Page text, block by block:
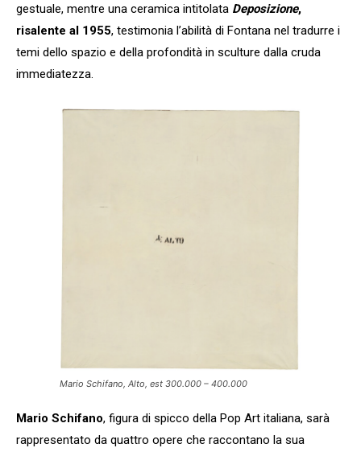
gestuale, mentre una ceramica intitolata Deposizione,
risalente al 1955, testimonia l’abilità di Fontana nel tradurre i
temi dello spazio e della profondità in sculture dalla cruda
immediatezza.
Mario Schifano, Alto, est 300.000 – 400.000
Mario Schifano, figura di spicco della Pop Art italiana, sarà
rappresentato da quattro opere che raccontano la sua